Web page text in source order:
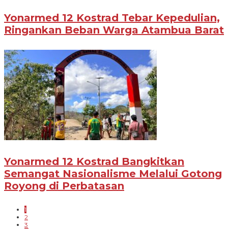
Yonarmed 12 Kostrad Tebar Kepedulian,
Ringankan Beban Warga Atambua Barat
Yonarmed 12 Kostrad Bangkitkan
Semangat Nasionalisme Melalui Gotong
Royong di Perbatasan
1
2
3